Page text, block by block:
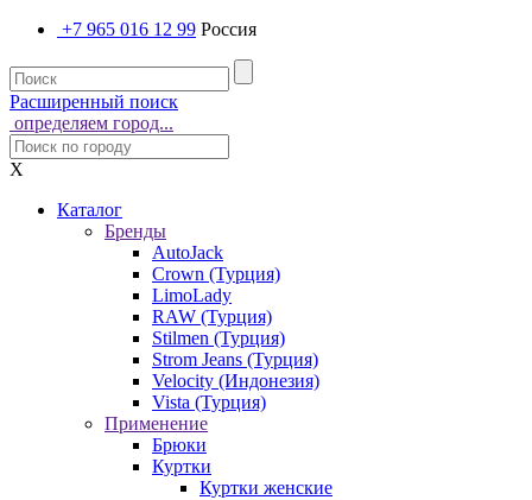
+7 965 016 12 99 Россия
Расширенный поиск
определяем город...
X
Каталог
Бренды
AutoJack
Crown (Турция)
LimoLady
RAW (Турция)
Stilmen (Турция)
Strom Jeans (Турция)
Velocity (Индонезия)
Vista (Турция)
Применение
Брюки
Куртки
Куртки женские